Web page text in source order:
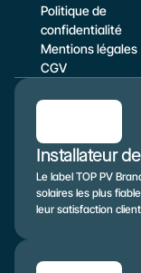
Politique de
confidentialité
Mentions légales
CGV
Installateur
Le label TOP PV
solaires les plus
leur satisfaction